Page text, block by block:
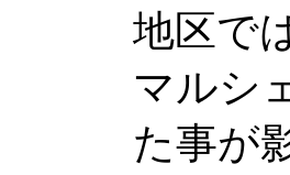
地区で
マルシ
た事が